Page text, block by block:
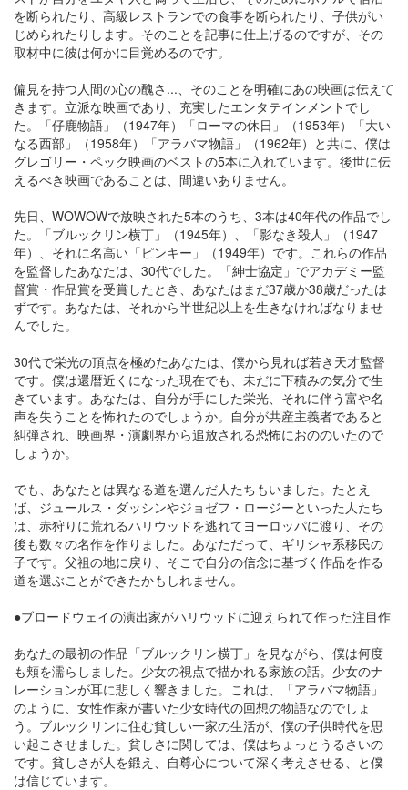
を断られたり、高級レストランでの食事を断られたり、子供がい
じめられたりします。そのことを記事に仕上げるのですが、その
取材中に彼は何かに目覚めるのです。
偏見を持つ人間の心の醜さ...、そのことを明確にあの映画は伝えて
きます。立派な映画であり、充実したエンタテインメントでし
た。「仔鹿物語」（1947年）「ローマの休日」（1953年）「大い
なる西部」（1958年）「アラバマ物語」（1962年）と共に、僕は
グレゴリー・ペック映画のベストの5本に入れています。後世に伝
えるべき映画であることは、間違いありません。
先日、WOWOWで放映された5本のうち、3本は40年代の作品でし
た。「ブルックリン横丁」（1945年）、「影なき殺人」（1947
年）、それに名高い「ピンキー」（1949年）です。これらの作品
を監督したあなたは、30代でした。「紳士協定」でアカデミー監
督賞・作品賞を受賞したとき、あなたはまだ37歳か38歳だったは
ずです。あなたは、それから半世紀以上を生きなければなりませ
んでした。
30代で栄光の頂点を極めたあなたは、僕から見れば若き天才監督
です。僕は還暦近くになった現在でも、未だに下積みの気分で生
きています。あなたは、自分が手にした栄光、それに伴う富や名
声を失うことを怖れたのでしょうか。自分が共産主義者であると
糾弾され、映画界・演劇界から追放される恐怖におののいたので
しょうか。
でも、あなたとは異なる道を選んだ人たちもいました。たとえ
ば、ジュールス・ダッシンやジョゼフ・ロージーといった人たち
は、赤狩りに荒れるハリウッドを逃れてヨーロッパに渡り、その
後も数々の名作を作りました。あなただって、ギリシャ系移民の
子です。父祖の地に戻り、そこで自分の信念に基づく作品を作る
道を選ぶことができたかもしれません。
●ブロードウェイの演出家がハリウッドに迎えられて作った注目作
あなたの最初の作品「ブルックリン横丁」を見ながら、僕は何度
も頬を濡らしました。少女の視点で描かれる家族の話。少女のナ
レーションが耳に悲しく響きました。これは、「アラバマ物語」
のように、女性作家が書いた少女時代の回想の物語なのでしょ
う。ブルックリンに住む貧しい一家の生活が、僕の子供時代を思
い起こさせました。貧しさに関しては、僕はちょっとうるさいの
です。貧しさが人を鍛え、自尊心について深く考えさせる、と僕
は信じています。